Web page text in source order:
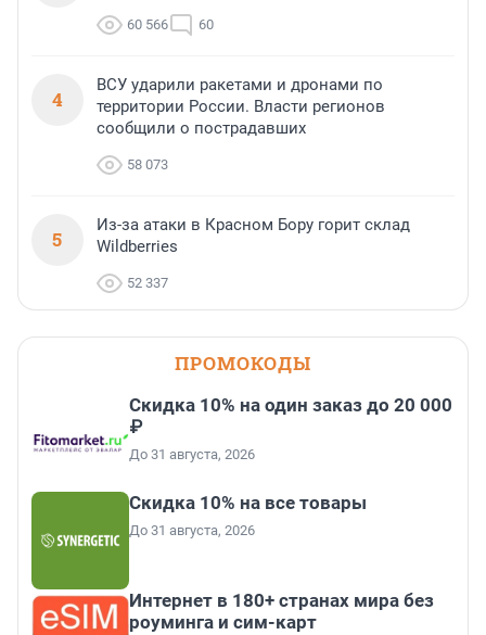
60 566 60
4
ВСУ ударили ракетами и дронами по
территории России. Власти регионов
сообщили о пострадавших
58 073
5
Из-за атаки в Красном Бору горит склад
Wildberries
52 337
ПРОМОКОДЫ
Скидка 10% на один заказ до 20 000
₽
До 31 августа, 2026
Скидка 10% на все товары
До 31 августа, 2026
Интернет в 180+ странах мира без
роуминга и сим-карт